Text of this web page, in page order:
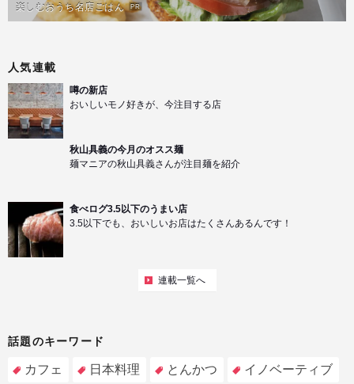
楽しむおうち名店ごはん PR
人気連載
噂の新店
おいしいモノ好きが、今注目する店
秋山具義の今月のオスス麺
麺マニアの秋山具義さんが注目麺を紹介
食べログ3.5以下のうまい店
3.5以下でも、おいしいお店はたくさんあるんです！
連載一覧へ
話題のキーワード
カフェ 日本料理 とんかつ イノベーティブ